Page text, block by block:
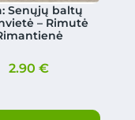
Senųjų baltų
– Rimutė
2.90€